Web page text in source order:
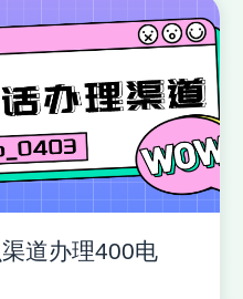
道办理400电